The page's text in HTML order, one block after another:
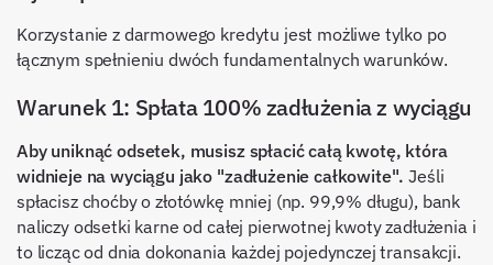
Korzystanie z darmowego kredytu jest możliwe tylko po
łącznym spełnieniu dwóch fundamentalnych warunków.
Warunek 1: Spłata 100% zadłużenia z wyciągu
Aby uniknąć odsetek, musisz spłacić całą kwotę, która
widnieje na wyciągu jako "zadłużenie całkowite". Jeśli
spłacisz choćby o złotówkę mniej (np. 99,9% długu), bank
naliczy odsetki karne od całej pierwotnej kwoty zadłużenia i
to licząc od dnia dokonania każdej pojedynczej transakcji.